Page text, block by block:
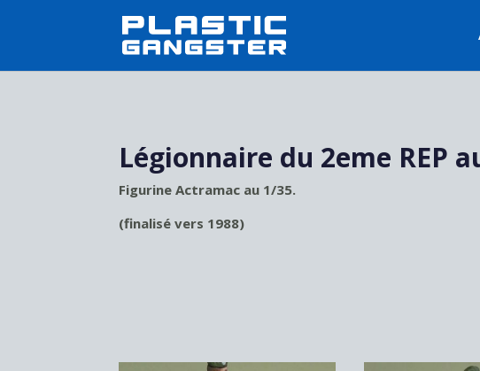
Légionnaire du 2eme REP
Figurine Actramac au 1/35.
(finalisé vers 1988)